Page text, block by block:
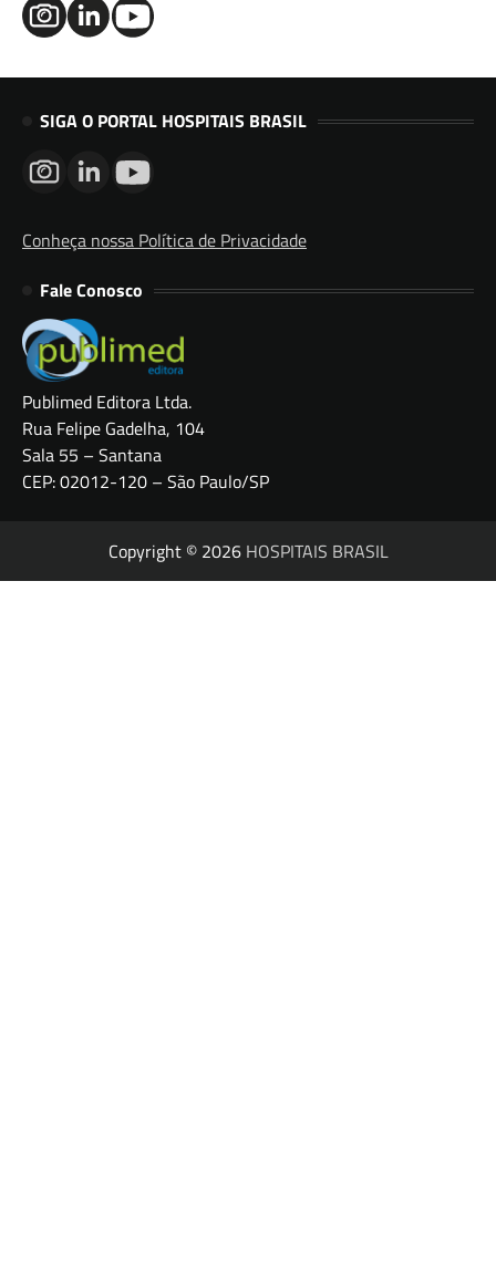
SIGA O PORTAL HOSPITAIS BRASIL
Conheça nossa Política de Privacidade
Fale Conosco
Publimed Editora Ltda.
Rua Felipe Gadelha, 104
Sala 55 – Santana
CEP: 02012-120 – São Paulo/SP
Copyright © 2026 HOSPITAIS BRASIL